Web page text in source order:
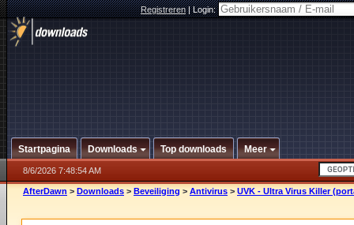
Registreren|Login:
Startpagina Downloads Top downloads Meer
8/6/2026 7:48:54 AM
AfterDawn > Downloads > Beveiliging > Antivirus > UVK - Ultra Virus Killer